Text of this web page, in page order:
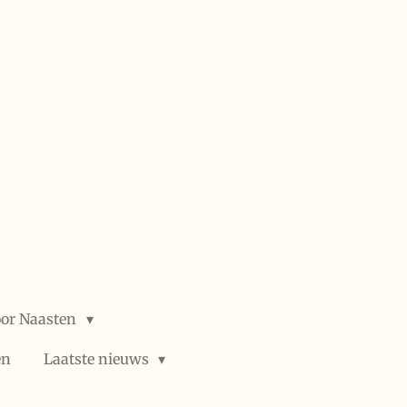
Naasten
Laatste nieuws